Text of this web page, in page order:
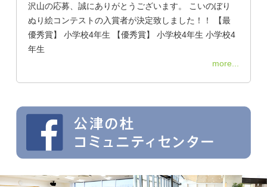
沢山の応募、誠にありがとうございます。 こいのぼり
ぬり絵コンテストの入賞者が決定致しました！！ 【最
優秀賞】 小学校4年生 【優秀賞】 小学校4年生 小学校4
年生
more...